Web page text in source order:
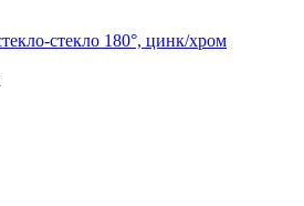
стекло 180°, цинк/хром